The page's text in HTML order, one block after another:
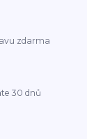
zdarma
30 dnů